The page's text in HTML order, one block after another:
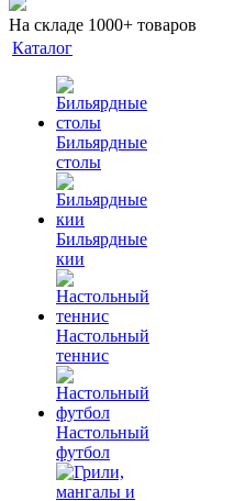
На складе 1000+ товаров
Каталог
Бильярдные
столы
Бильярдные
кии
Настольный
теннис
Настольный
футбол